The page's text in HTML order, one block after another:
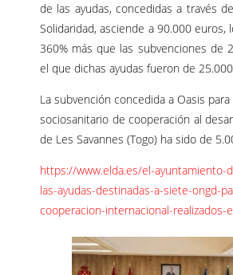
de las ayudas, concedidas a través
Solidaridad, asciende a 90.000 euros,
360% más que las subvenciones de
el que dichas ayudas fueron de
La subvención concedida a Oasis
sociosanitario de cooperación al
de Les Savannes (Togo) ha sido de
https://www.elda.es/el-ayuntamiento-
las-ayudas-destinadas-a-siete-ongd-
cooperacion-internacional-realizados-